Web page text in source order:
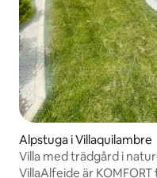
Alpstuga i Villaquilambre
Villa med trädgård i
centrum
VillaAlfeide är